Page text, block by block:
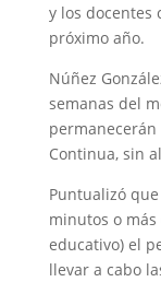
y los docentes
próximo año.
Núñez
semanas del
Continua, sin
Puntualizó
minutos o
educativo) el
llevar a cabo